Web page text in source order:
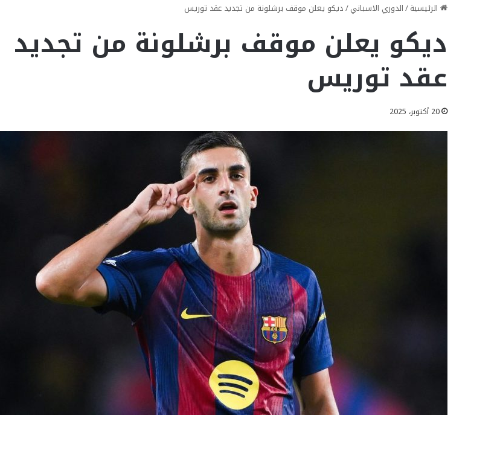
الرئيسية/الدوري الاسباني/ديكو يعلن موقف برشلونة من تجديد عقد توريس
ديكو يعلن موقف برشلونة من تجديد
عقد توريس
20 أكتوبر، 2025